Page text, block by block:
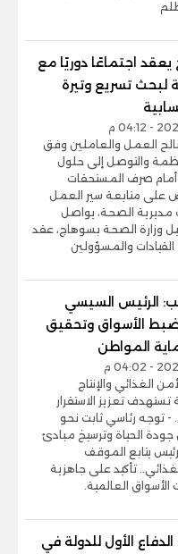
اجتماعًا دوريًا مع
لبحث تسريع وتيرة
العمل والعاملين وفق
والتوصل إلى حلول
أمام صرف المستحقات
على متابعة سير العمل
مديرية الصحة، يواصل
وزارة الصحة بسوهاج، عقد
القيادات والمسؤولين
الرئيس السيسي
الأسواق وتحقيق
المواطن
الغذائي والإنتاج
تعزيز الاستقرار
- توجه رئاسي ثابت نحو
الحياة وترسيخ مبادئ
يتابع الموقف
تأكيد على جاهزية
العالمية.
الأول للدولة في